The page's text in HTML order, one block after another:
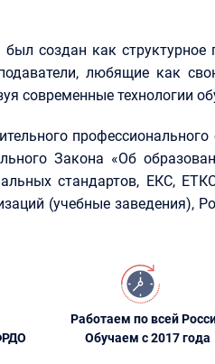
создан как
любящие как
современные технологии
Закона «Об
стандартов, ЕКС,
(учебные заведения),
Работаем по всей
Обучаем с 2017 года